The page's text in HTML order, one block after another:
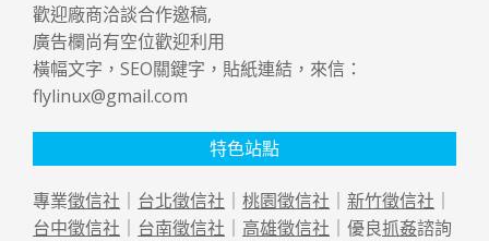
歡迎廠商洽談合作邀稿,
廣告欄尚有空位歡迎利用
橫幅文字，SEO關鍵字，貼紙連結，來信：
flylinux@gmail.com
特色站點
專業徵信社 ｜ 台北徵信社 ｜ 桃園徵信社 ｜ 新竹徵信社 ｜
台中徵信社 ｜ 台南徵信社 ｜ 高雄徵信社 ｜優良抓姦諮詢